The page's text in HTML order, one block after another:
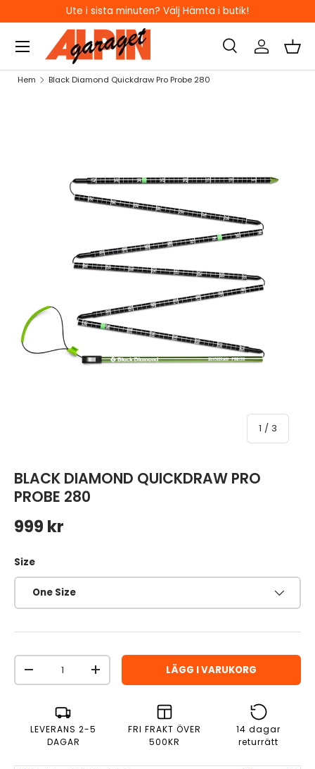
HOPPA TILL INNEHÅLL
Ute i sista minuten? Välj Hämta i butik!
Sök
Sök
Sök Logga inKorg
Hem Black Diamond Quickdraw Pro Probe 280
1 / av
3
BLACK DIAMOND QUICKDRAW PRO
PROBE 280
Ordinarie pris
999 kr
Size
One Size
Antal
MINSKA ANTALÖKA ANTAL LÄGG I VARUKORG
LEVERANS 2-5
DAGAR
FRI FRAKT ÖVER
500KR
14 dagar
returrätt